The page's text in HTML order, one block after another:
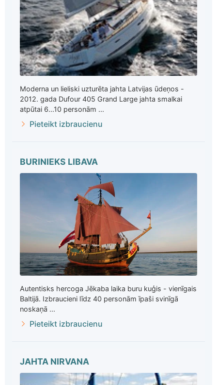
Moderna un lieliski uzturēta jahta Latvijas ūdeņos -
2012. gada Dufour 405 Grand Large jahta smalkai
atpūtai 6...10 personām ...
Pieteikt izbraucienu
BURINIEKS LIBAVA
Autentisks hercoga Jēkaba laika buru kuģis - vienīgais
Baltijā. Izbraucieni līdz 40 personām īpaši svinīgā
noskaņā ...
Pieteikt izbraucienu
JAHTA NIRVANA